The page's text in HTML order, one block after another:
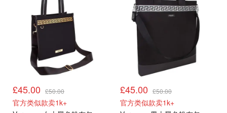
£45.00 £50.00
官方类似款卖1k+
£45.00 £50.00
官方类似款卖1k+